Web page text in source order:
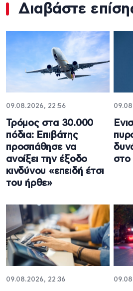
Διαβάστε
09.08.2026, 22:56
Τρόμος στα 30.000
πόδια: Επιβάτης
προσπάθησε να
ανοίξει την έξοδο
κινδύνου «επειδή έτσι
του ήρθε»
στο
09.08.2026, 22:36